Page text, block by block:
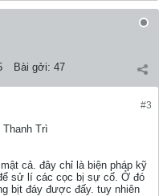
Bài gởi: 47
#3
Trì
cả. đây chỉ là biện pháp kỹ
sử lí các cọc bị sự cố. Ở đó
bịt đáy được đấy. tuy nhiên